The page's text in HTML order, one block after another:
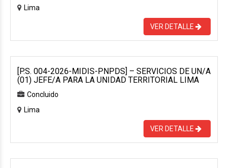
Lima
VER DETALLE
[P.S. 004-2026-MIDIS-PNPDS] – SERVICIOS DE UN/A
(01) JEFE/A PARA LA UNIDAD TERRITORIAL LIMA
Concluido
Lima
VER DETALLE